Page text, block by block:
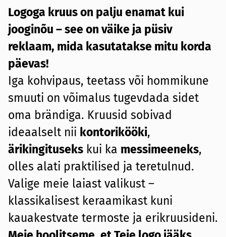
Logoga kruus on palju enamat kui
jooginõu – see on väike ja püsiv
reklaam, mida kasutatakse mitu korda
päevas!
Iga kohvipaus, teetass või hommikune
smuuti on võimalus tugevdada sidet
oma brändiga. Kruusid sobivad
ideaalselt nii kontorikööki,
ärikingituseks kui ka messimeeneks,
olles alati praktilised ja teretulnud.
Valige meie laiast valikust –
klassikalisest keraamikast kuni
kauakestvate termoste ja erikruusideni.